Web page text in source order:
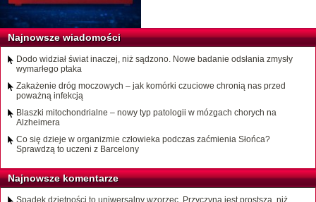
Najnowsze wiadomości
Dodo widział świat inaczej, niż sądzono. Nowe badanie odsłania zmysły
wymarłego ptaka
Zakażenie dróg moczowych – jak komórki czuciowe chronią nas przed
poważną infekcją
Blaszki mitochondrialne – nowy typ patologii w mózgach chorych na
Alzheimera
Co się dzieje w organizmie człowieka podczas zaćmienia Słońca?
Sprawdzą to uczeni z Barcelony
Najnowsze komentarze